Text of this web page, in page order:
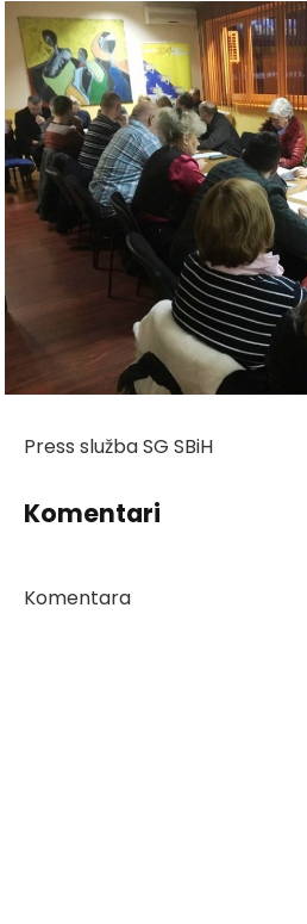
Press služba SG SBiH
Komentari
Komentara